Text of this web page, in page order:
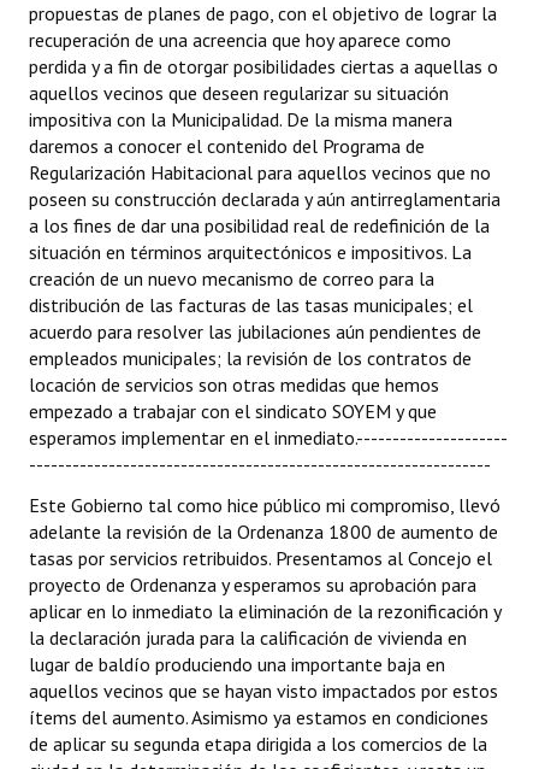
propuestas de planes de pago, con el objetivo de lograr la
recuperación de una acreencia que hoy aparece como
perdida y a fin de otorgar posibilidades ciertas a aquellas o
aquellos vecinos que deseen regularizar su situación
impositiva con la Municipalidad. De la misma manera
daremos a conocer el contenido del Programa de
Regularización Habitacional para aquellos vecinos que no
poseen su construcción declarada y aún antirreglamentaria
a los fines de dar una posibilidad real de redefinición de la
situación en términos arquitectónicos e impositivos. La
creación de un nuevo mecanismo de correo para la
distribución de las facturas de las tasas municipales; el
acuerdo para resolver las jubilaciones aún pendientes de
empleados municipales; la revisión de los contratos de
locación de servicios son otras medidas que hemos
empezado a trabajar con el sindicato SOYEM y que
esperamos implementar en el inmediato.---------------------
----------------------------------------------------------------
Este Gobierno tal como hice público mi compromiso, llevó
adelante la revisión de la Ordenanza 1800 de aumento de
tasas por servicios retribuidos. Presentamos al Concejo el
proyecto de Ordenanza y esperamos su aprobación para
aplicar en lo inmediato la eliminación de la rezonificación y
la declaración jurada para la calificación de vivienda en
lugar de baldío produciendo una importante baja en
aquellos vecinos que se hayan visto impactados por estos
ítems del aumento. Asimismo ya estamos en condiciones
de aplicar su segunda etapa dirigida a los comercios de la